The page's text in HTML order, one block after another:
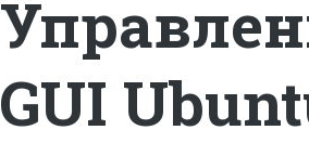
GUI